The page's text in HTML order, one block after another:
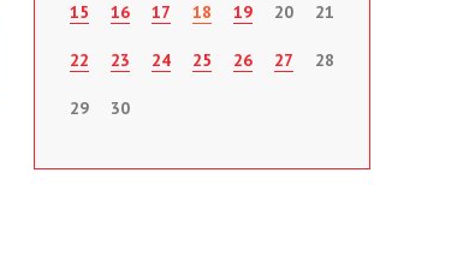
15 16 17 18 19 20 21
22 23 24 25 26 27 28
29 30